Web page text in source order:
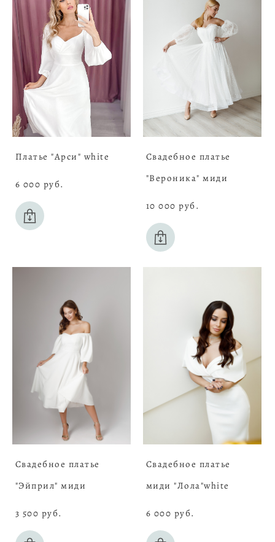
Платье "Арси" white
6 000 pуб.
Свадебное платье
"Вероника" миди
10 000 pуб.
Свадебное платье
"Эйприл" миди
3 500 pуб.
Свадебное платье
миди "Лола"white
6 000 pуб.